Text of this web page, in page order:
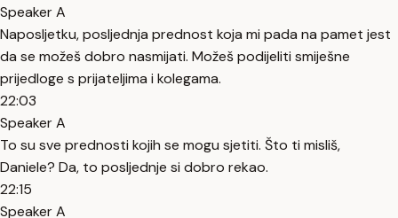
Speaker A
Naposljetku, posljednja prednost koja mi pada na pamet jest
da se možeš dobro nasmijati. Možeš podijeliti smiješne
prijedloge s prijateljima i kolegama.
22:03
Speaker A
To su sve prednosti kojih se mogu sjetiti. Što ti misliš,
Daniele? Da, to posljednje si dobro rekao.
22:15
Speaker A